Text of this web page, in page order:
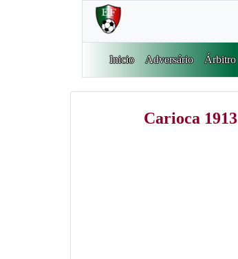
Inicio Adversário Árbitro
Carioca 1913